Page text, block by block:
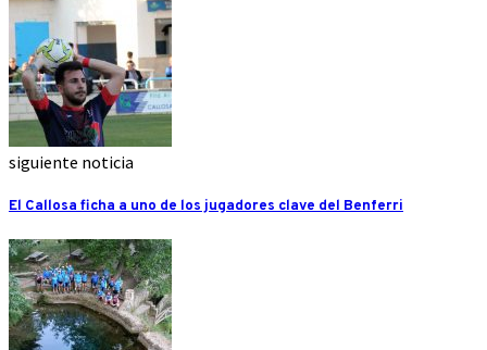
siguiente noticia
El Callosa ficha a uno de los jugadores clave del Benferri